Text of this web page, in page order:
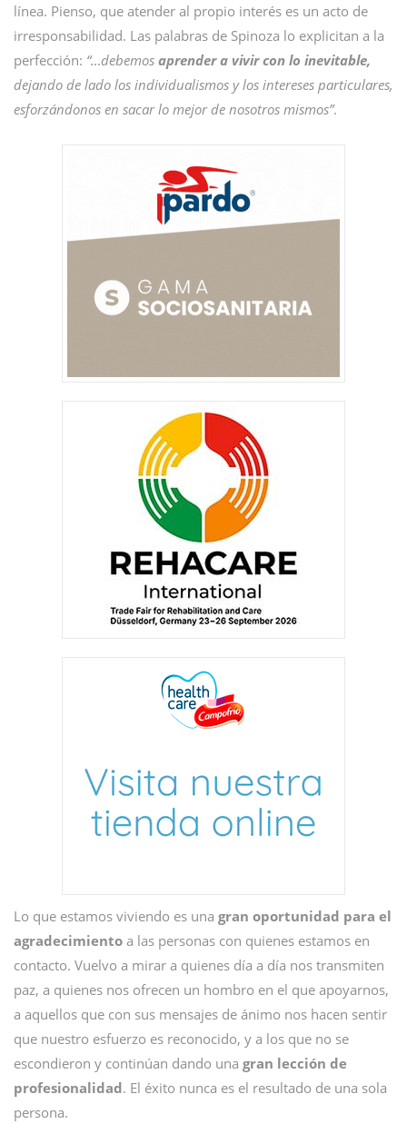
línea. Pienso, que atender al propio interés es un acto de
irresponsabilidad. Las palabras de Spinoza lo explicitan a la
perfección: “…debemos aprender a vivir con lo inevitable,
dejando de lado los individualismos y los intereses particulares,
esforzándonos en sacar lo mejor de nosotros mismos”.
Lo que estamos viviendo es una gran oportunidad para el
agradecimiento a las personas con quienes estamos en
contacto. Vuelvo a mirar a quienes día a día nos transmiten
paz, a quienes nos ofrecen un hombro en el que apoyarnos,
a aquellos que con sus mensajes de ánimo nos hacen sentir
que nuestro esfuerzo es reconocido, y a los que no se
escondieron y continúan dando una gran lección de
profesionalidad. El éxito nunca es el resultado de una sola
persona.